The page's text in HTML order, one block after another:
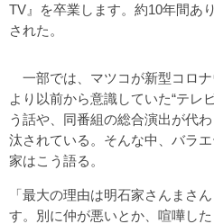
TV』を卒業します。約10年間あ
された。
一部では、マツコが新型コロ
より以前から意識していた“テレ
う話や、同番組の総合演出が代
汰されている。そんな中、バラ
家はこう語る。
「最大の理由は明石家さんまさ
す。別に仲が悪いとか、喧嘩し